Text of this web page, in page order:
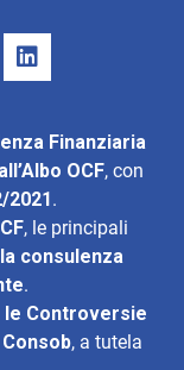
Finanziaria
OCF, con
2021.
, le principali
consulenza
.
Controversie
Consob, a tutela